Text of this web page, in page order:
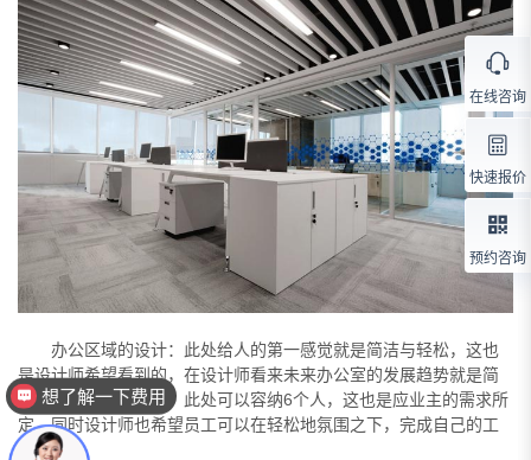
办公区域的设计：此处给人的第一感觉就是简洁与轻松，这也
是设计师希望看到的，在设计师看来未来办公室的发展趋势就是简
洁，这是不分行业的，此处可以容纳6个人，这也是应业主的需求所
定，同时设计师也希望员工可以在轻松地氛围之下，完成自己的工
作。
在线咨询
快速报价
预约咨询
想了解你们的资质